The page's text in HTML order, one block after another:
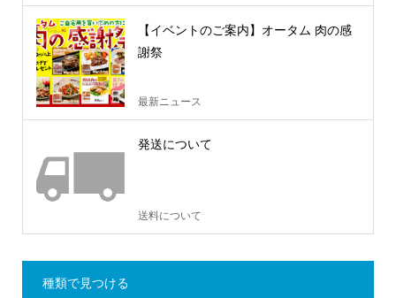
【イベントのご案内】オータム 肉の感
謝祭
最新ニュース
発送について
送料について
種類で見つける